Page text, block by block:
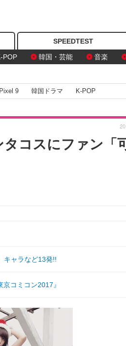
SPEEDTEST
POP 韓国・芸能 音楽
9 韓国ドラマ K-POP
コスにファン「
キャラなど13発!!
コミコン2017』